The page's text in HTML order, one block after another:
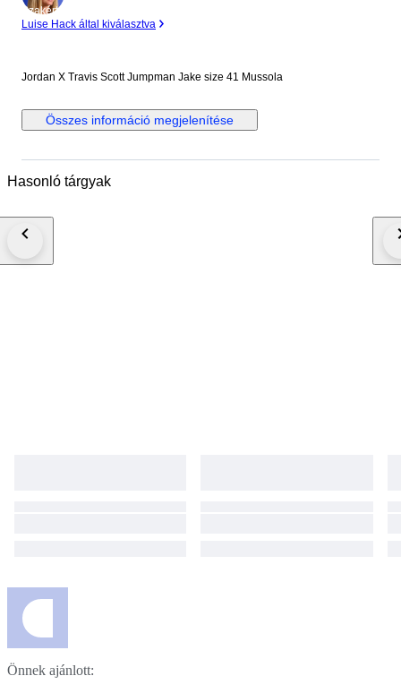
Szakértő
Luise Hack által kiválasztva
Jordan X Travis Scott Jumpman Jake size 41 Mussola
Összes információ megjelenítése
Hasonló tárgyak
Önnek ajánlott: